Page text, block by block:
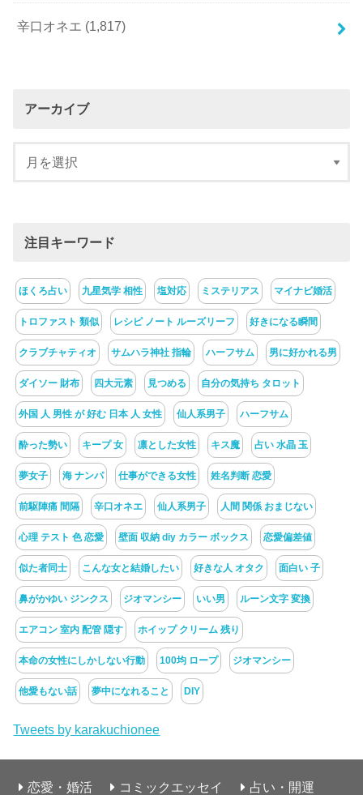
辛口オネエ (1,817)
アーカイブ
注目キーワード
ほくろ占い 九星気学 相性 塩対応 ミステリアス マイナビ婚活
トロファスト 類似 レシピ ノート ルーズリーフ 好きになる瞬間
クラブチャティオ サムハラ神社 指輪 ハーフサム 男に好かれる男
ダイソー 財布 四大元素 見つめる 自分の気持ち タロット
外国 人 男性 が 好む 日本 人 女性 仙人系男子 ハーフサム
酔った勢い キープ 女 凛とした女性 キス魔 占い 水晶 玉
夢女子 海 ナンパ 仕事ができる女性 姓名判断 恋愛
前駆陣痛 間隔 辛口オネエ 仙人系男子 人間 関係 おまじない
心理 テスト 色 恋愛 壁面 収納 diy カラー ボックス 恋愛偏差値
似た者同士 こんな女と結婚したい 好きな人 オタク 面白い 子
鼻がかゆい ジンクス ジオマンシー いい男 ルーン文字 変換
エアコン 室内 配管 隠す ホイップ クリーム 残り
本命の女性にしかしない行動 100均 ロープ ジオマンシー
他愛もない話 夢中になれること DIY
Tweets by karakuchionee
恋愛・婚活 コミックエッセイ 占い・開運